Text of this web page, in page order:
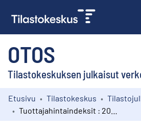
OTOS
Tilastokeskuksen julkaisut
Kokoelmat
Etusivu Tilastokeskus